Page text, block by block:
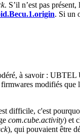
. S’il n’est pas
. Si un
à savoir :
modifiés que
difficile, c'est
com.cube.activity) et
), qui pouvaient être